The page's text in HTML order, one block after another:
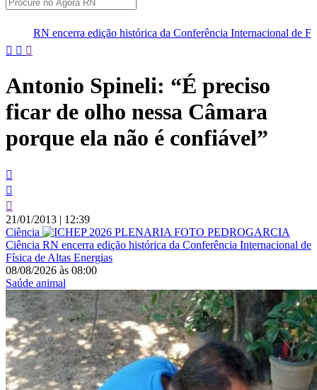
histórica da Conferência Internacional de Física de Altas
Pular
conteúdo
Antonio Spineli: “É preciso
ficar de olho nessa Câmara
porque ela não é confiável”
21/01/2013 | 12:39
Ciência
Ciência RN encerra edição histórica da Conferência Internacional de
Física de Altas Energias
08/08/2026 às 08:00
Saúde animal